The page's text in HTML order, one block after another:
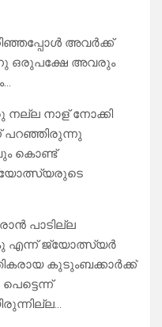
അവർക്ക്
ഒരുപക്ഷേ അവരും
നല്ല നാള് നോക്കി
പറഞ്ഞിരുന്നു
കൊണ്ട്
പാടില്ല
എന്ന് ജ്യോത്സ്യർ
കുടുംബക്കാർക്ക്